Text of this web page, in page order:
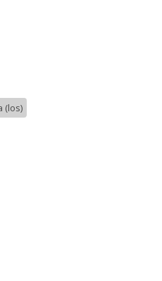
(los)